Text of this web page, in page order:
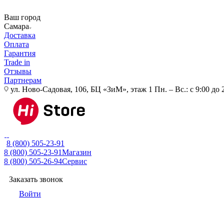
Ваш город
Самара
Доставка
Оплата
Гарантия
Trade in
Отзывы
Партнерам
ул. Ново-Садовая, 106, БЦ «ЗиМ», этаж 1 Пн. – Вс.: с 9:00 до
8 (800) 505-23-91
8 (800) 505-23-91Магазин
8 (800) 505-26-94Сервис
Заказать звонок
Войти